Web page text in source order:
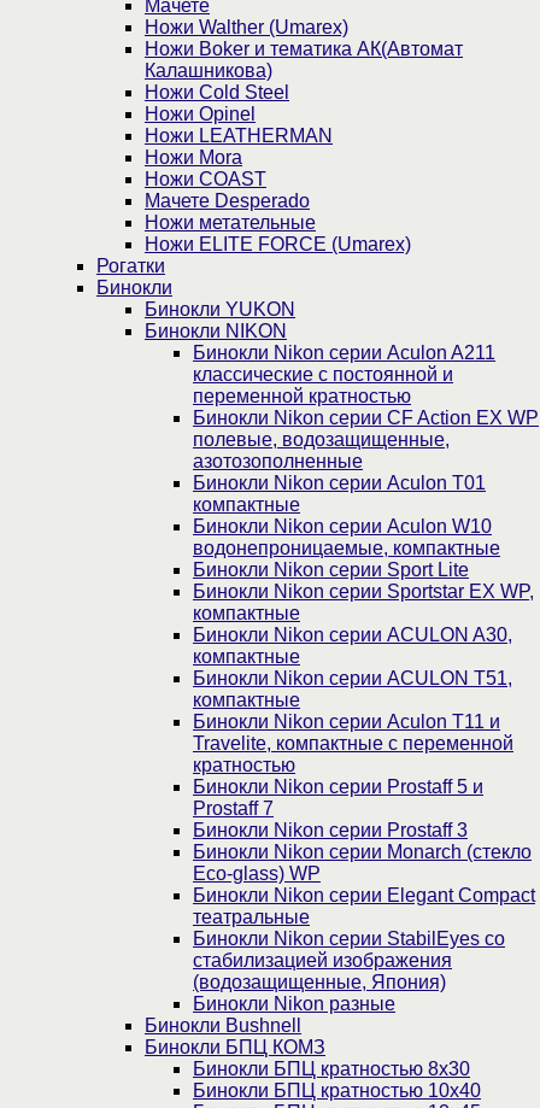
Мачете
Ножи Walther (Umarex)
Ножи Boker и тематика АК(Автомат
Калашникова)
Ножи Cold Steel
Ножи Opinel
Ножи LEATHERMAN
Ножи Mora
Ножи COAST
Мачете Desperado
Ножи метательные
Ножи ELITE FORCE (Umarex)
Рогатки
Бинокли
Бинокли YUKON
Бинокли NIKON
Бинокли Nikon серии Aculon A211
классические с постоянной и
переменной кратностью
Бинокли Nikon серии СF Action EX WP
полевые, водозащищенные,
азотозополненные
Бинокли Nikon серии Aculon T01
компактные
Бинокли Nikon серии Aculon W10
водонепроницаемые, компактные
Бинокли Nikon серии Sport Lite
Бинокли Nikon серии Sportstar EX WP,
компактные
Бинокли Nikon серии ACULON A30,
компактные
Бинокли Nikon серии ACULON Т51,
компактные
Бинокли Nikon серии Aculon T11 и
Travelite, компактные с переменной
кратностью
Бинокли Nikon серии Prostaff 5 и
Prostaff 7
Бинокли Nikon серии Prostaff 3
Бинокли Nikon серии Monarch (стекло
Eco-glass) WP
Бинокли Nikon серии Elegant Compact
театральные
Бинокли Nikon серии StabilEyes со
стабилизацией изображения
(водозащищенные, Япония)
Бинокли Nikon разные
Бинокли Bushnell
Бинокли БПЦ КОМЗ
Бинокли БПЦ кратностью 8х30
Бинокли БПЦ кратностью 10х40